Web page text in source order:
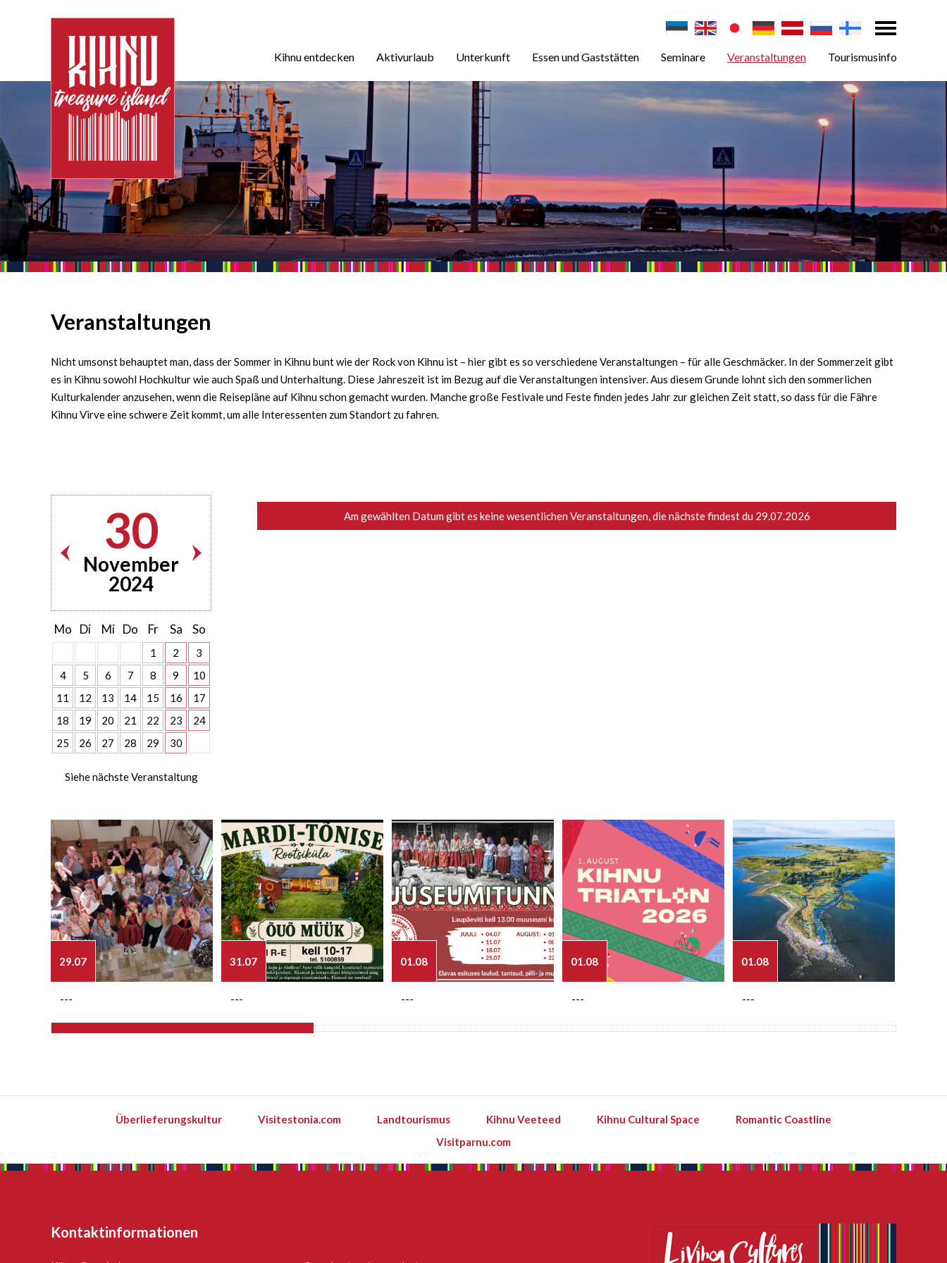
Kihnu entdecken Aktivurlaub Unterkunft Essen und Gaststätten Seminare Veranstaltungen Tourismusinfo
Veranstaltungen
Nicht umsonst behauptet man, dass der Sommer in Kihnu bunt wie der Rock von Kihnu ist – hier gibt es so verschiedene Veranstaltungen – für alle Geschmäcker. In der Sommerzeit gibt
es in Kihnu sowohl Hochkultur wie auch Spaß und Unterhaltung. Diese Jahreszeit ist im Bezug auf die Veranstaltungen intensiver. Aus diesem Grunde lohnt sich den sommerlichen
Kulturkalender anzusehen, wenn die Reisepläne auf Kihnu schon gemacht wurden. Manche große Festivale und Feste finden jedes Jahr zur gleichen Zeit statt, so dass für die Fähre
Kihnu Virve eine schwere Zeit kommt, um alle Interessenten zum Standort zu fahren.
30
November
2024
Mo Di Mi Do Fr Sa So
1 2
3
4
5 6 7 8 9
10
11
12 13 14 15 16
17
18
19 20 21 22 23
24
25
26 27 28 29 30
Siehe nächste Veranstaltung
Am gewählten Datum gibt es keine wesentlichen Veranstaltungen, die nächste findest du 29.07.2026
29.07
---
31.07
---
01.08
---
01.08
---
01.08
---
Überlieferungskultur Visitestonia.com Landtourismus Kihnu Veeteed Kihnu Cultural Space
Romantic Coastline
Visitparnu.com
Kontaktinformationen